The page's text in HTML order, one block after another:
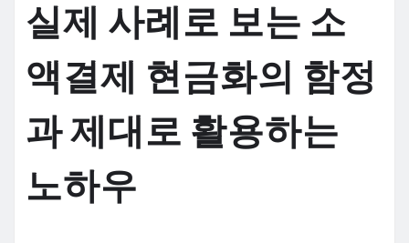
실제 사례로 보는 소
액결제 현금화의 함정
과 제대로 활용하는
노하우